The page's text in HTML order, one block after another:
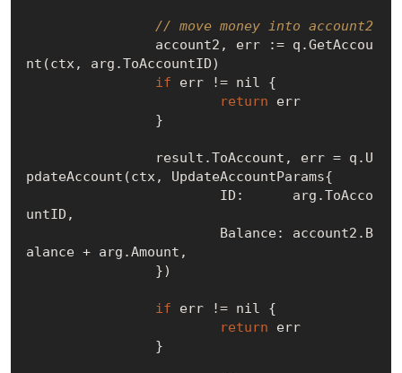
// move money into account2
nt(ctx, arg.ToAccountID)
if err != nil {
return err
pdateAccount(ctx, UpdateAccountParams{
untID,
alance + arg.Amount,
if err != nil {
return err